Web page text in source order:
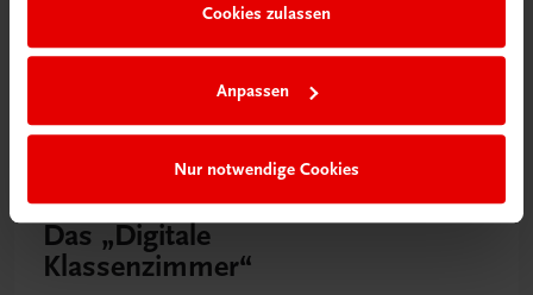
Cookies zulassen
Anpassen
Nur notwendige Cookies
Neu in der DigiBox
Das „Digitale
Klassenzimmer“